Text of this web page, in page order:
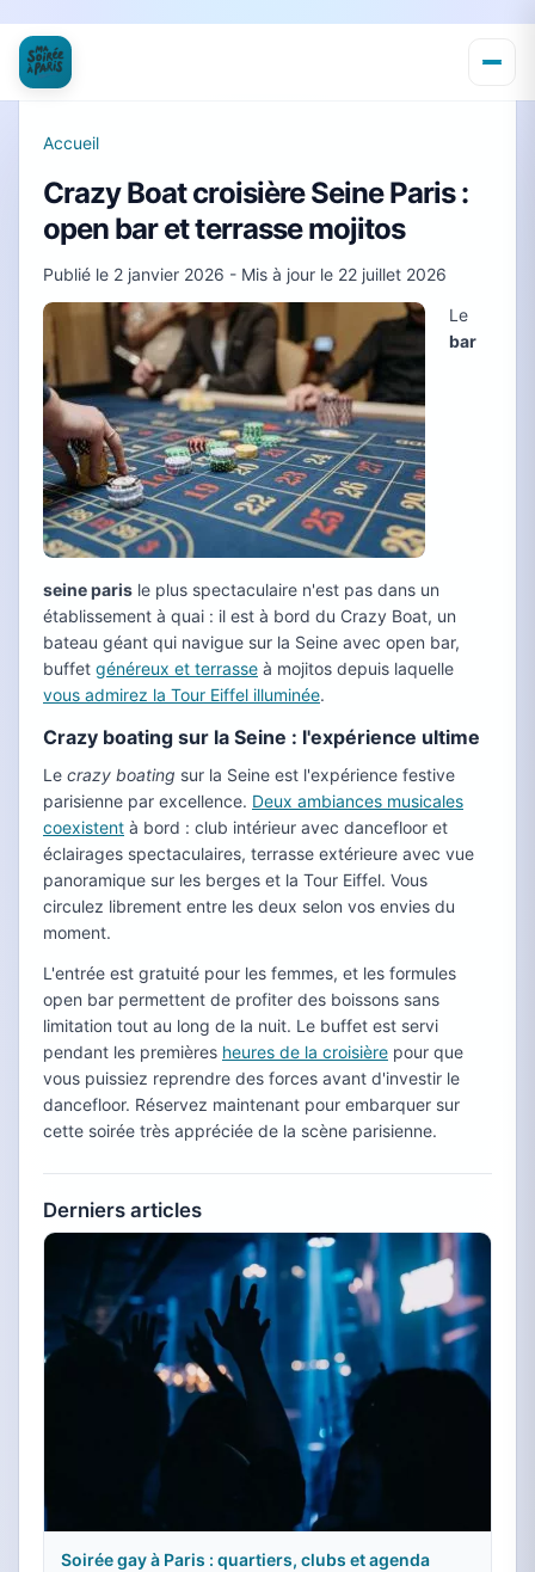
Accueil
Crazy Boat croisière Seine Paris :
open bar et terrasse mojitos
Publié le 2 janvier 2026 - Mis à jour le 22 juillet 2026
Le
bar
seine paris le plus spectaculaire n'est pas dans un
établissement à quai : il est à bord du Crazy Boat, un
bateau géant qui navigue sur la Seine avec open bar,
buffet généreux et terrasse à mojitos depuis laquelle
vous admirez la Tour Eiffel illuminée.
Crazy boating sur la Seine : l'expérience ultime
Le crazy boating sur la Seine est l'expérience festive
parisienne par excellence. Deux ambiances musicales
coexistent à bord : club intérieur avec dancefloor et
éclairages spectaculaires, terrasse extérieure avec vue
panoramique sur les berges et la Tour Eiffel. Vous
circulez librement entre les deux selon vos envies du
moment.
L'entrée est gratuité pour les femmes, et les formules
open bar permettent de profiter des boissons sans
limitation tout au long de la nuit. Le buffet est servi
pendant les premières heures de la croisière pour que
vous puissiez reprendre des forces avant d'investir le
dancefloor. Réservez maintenant pour embarquer sur
cette soirée très appréciée de la scène parisienne.
Derniers articles
Soirée gay à Paris : quartiers, clubs et agenda